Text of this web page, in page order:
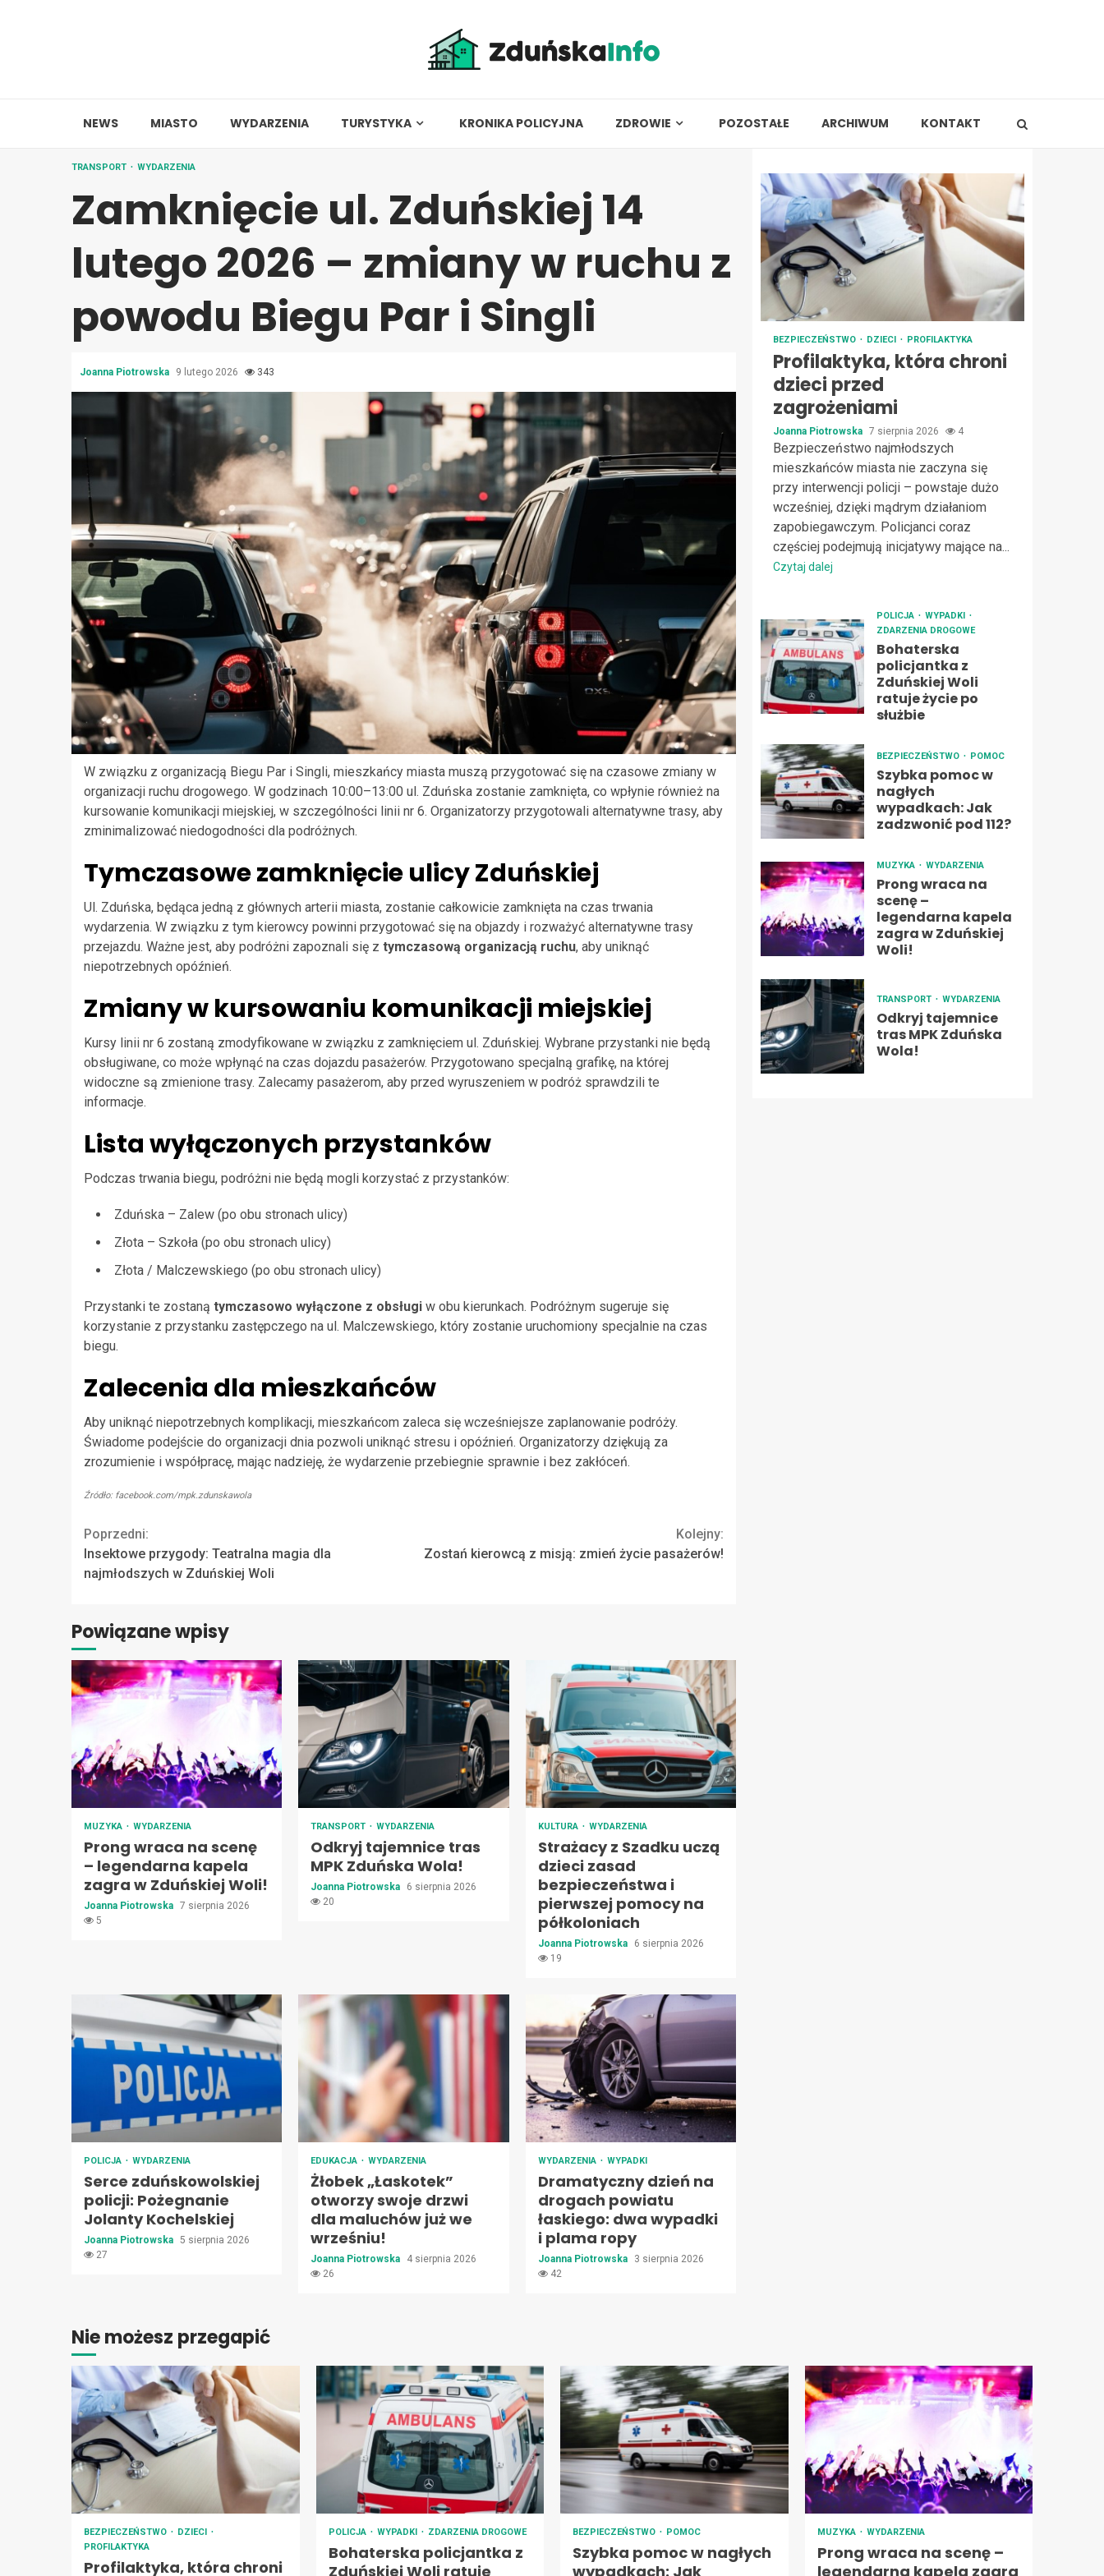
NEWS MIASTO WYDARZENIA TURYSTYKA KRONIKA POLICYJNA ZDROWIE POZOSTAŁE ARCHIWUM KONTAKT
TRANSPORT WYDARZENIA
Zamknięcie ul. Zduńskiej 14
lutego 2026 – zmiany w ruchu z
powodu Biegu Par i Singli
Joanna Piotrowska 9 lutego 2026 343
W związku z organizacją Biegu Par i Singli, mieszkańcy miasta muszą przygotować się na czasowe zmiany w
organizacji ruchu drogowego. W godzinach 10:00–13:00 ul. Zduńska zostanie zamknięta, co wpłynie również na
kursowanie komunikacji miejskiej, w szczególności linii nr 6. Organizatorzy przygotowali alternatywne trasy, aby
zminimalizować niedogodności dla podróżnych.
Tymczasowe zamknięcie ulicy Zduńskiej
Ul. Zduńska, będąca jedną z głównych arterii miasta, zostanie całkowicie zamknięta na czas trwania
wydarzenia. W związku z tym kierowcy powinni przygotować się na objazdy i rozważyć alternatywne trasy
przejazdu. Ważne jest, aby podróżni zapoznali się z tymczasową organizacją ruchu, aby uniknąć
niepotrzebnych opóźnień.
Zmiany w kursowaniu komunikacji miejskiej
Kursy linii nr 6 zostaną zmodyfikowane w związku z zamknięciem ul. Zduńskiej. Wybrane przystanki nie będą
obsługiwane, co może wpłynąć na czas dojazdu pasażerów. Przygotowano specjalną grafikę, na której
widoczne są zmienione trasy. Zalecamy pasażerom, aby przed wyruszeniem w podróż sprawdzili te
informacje.
Lista wyłączonych przystanków
Podczas trwania biegu, podróżni nie będą mogli korzystać z przystanków:
Zduńska – Zalew (po obu stronach ulicy)
Złota – Szkoła (po obu stronach ulicy)
Złota / Malczewskiego (po obu stronach ulicy)
Przystanki te zostaną tymczasowo wyłączone z obsługi w obu kierunkach. Podróżnym sugeruje się
korzystanie z przystanku zastępczego na ul. Malczewskiego, który zostanie uruchomiony specjalnie na czas
biegu.
Zalecenia dla mieszkańców
Aby uniknąć niepotrzebnych komplikacji, mieszkańcom zaleca się wcześniejsze zaplanowanie podróży.
Świadome podejście do organizacji dnia pozwoli uniknąć stresu i opóźnień. Organizatorzy dziękują za
zrozumienie i współpracę, mając nadzieję, że wydarzenie przebiegnie sprawnie i bez zakłóceń.
Źródło: facebook.com/mpk.zdunskawola
Continue
Reading
Poprzedni:
Insektowe przygody: Teatralna magia dla
najmłodszych w Zduńskiej Woli
Kolejny:
Zostań kierowcą z misją: zmień życie pasażerów!
Powiązane wpisy
MUZYKA WYDARZENIA
Prong wraca na scenę
– legendarna kapela
zagra w Zduńskiej Woli!
Joanna Piotrowska 7 sierpnia 2026
5
TRANSPORT WYDARZENIA
Odkryj tajemnice tras
MPK Zduńska Wola!
Joanna Piotrowska
6 sierpnia 2026
20
KULTURA WYDARZENIA
Strażacy z Szadku uczą
dzieci zasad
bezpieczeństwa i
pierwszej pomocy na
półkoloniach
Joanna Piotrowska
6 sierpnia 2026
19
POLICJA WYDARZENIA
Serce zduńskowolskiej
policji: Pożegnanie
Jolanty Kochelskiej
Joanna Piotrowska 5 sierpnia 2026
27
EDUKACJA WYDARZENIA
Żłobek „Łaskotek”
otworzy swoje drzwi
dla maluchów już we
wrześniu!
Joanna Piotrowska
4 sierpnia 2026
26
WYDARZENIA WYPADKI
Dramatyczny dzień na
drogach powiatu
łaskiego: dwa wypadki
i plama ropy
Joanna Piotrowska
3 sierpnia 2026
42
BEZPIECZEŃSTWO DZIECI PROFILAKTYKA
Profilaktyka, która chroni
dzieci przed
zagrożeniami
Joanna Piotrowska 7 sierpnia 2026 4
Bezpieczeństwo najmłodszych
mieszkańców miasta nie zaczyna się
przy interwencji policji – powstaje dużo
wcześniej, dzięki mądrym działaniom
zapobiegawczym. Policjanci coraz
częściej podejmują inicjatywy mające na...
Czytaj dalej
POLICJA
WYPADKI
ZDARZENIA DROGOWE
Bohaterska
policjantka z
Zduńskiej Woli
ratuje życie po
służbie
BEZPIECZEŃSTWO POMOC
Szybka pomoc w
nagłych
wypadkach: Jak
zadzwonić pod 112?
MUZYKA WYDARZENIA
Prong wraca na
scenę –
legendarna kapela
zagra w Zduńskiej
Woli!
TRANSPORT WYDARZENIA
Odkryj tajemnice
tras MPK Zduńska
Wola!
Nie możesz przegapić
BEZPIECZEŃSTWO
DZIECI
PROFILAKTYKA
Profilaktyka, która chroni
POLICJA WYPADKI ZDARZENIA DROGOWE
Bohaterska policjantka z
Zduńskiej Woli ratuje
BEZPIECZEŃSTWO POMOC
Szybka pomoc w nagłych
wypadkach: Jak
MUZYKA WYDARZENIA
Prong wraca na scenę –
legendarna kapela zagra